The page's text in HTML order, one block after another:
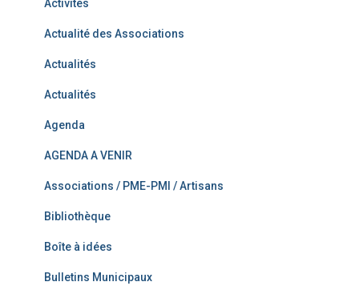
Activités
Actualité des Associations
Actualités
Actualités
Agenda
AGENDA A VENIR
Associations / PME-PMI / Artisans
Bibliothèque
Boîte à idées
Bulletins Municipaux